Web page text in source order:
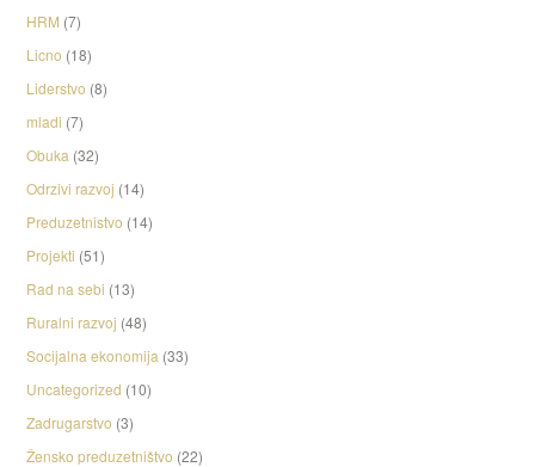
HRM (7)
Licno (18)
Liderstvo (8)
mladi (7)
Obuka (32)
Odrzivi razvoj (14)
Preduzetnistvo (14)
Projekti (51)
Rad na sebi (13)
Ruralni razvoj (48)
Socijalna ekonomija (33)
Uncategorized (10)
Zadrugarstvo (3)
Žensko preduzetništvo (22)